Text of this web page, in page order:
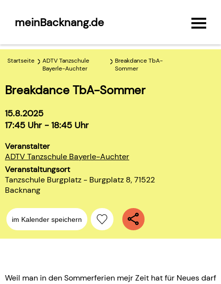
meinBacknang.de
Startseite
ADTV Tanzschule
Bayerle-Auchter
Breakdance TbA-
Sommer
Breakdance TbA-Sommer
15.8.2025
17:45 Uhr - 18:45 Uhr
Veranstalter
ADTV Tanzschule Bayerle-Auchter
Veranstaltungsort
Tanzschule Burgplatz - Burgplatz 8, 71522
Backnang
im Kalender speichern
Weil man in den Sommerferien mejr Zeit hat für Neues darf